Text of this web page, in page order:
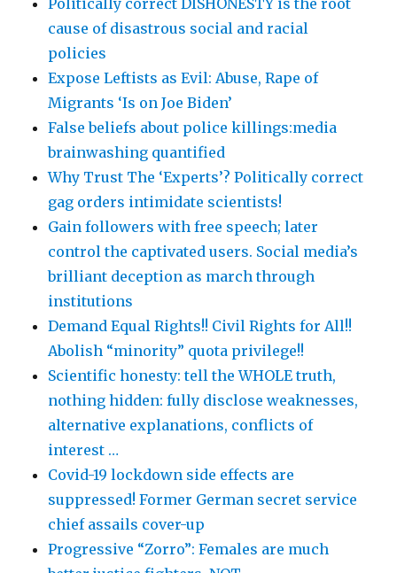
Politically correct DISHONESTY is the root
cause of disastrous social and racial
policies
Expose Leftists as Evil: Abuse, Rape of
Migrants ‘Is on Joe Biden’
False beliefs about police killings:media
brainwashing quantified
Why Trust The ‘Experts’? Politically correct
gag orders intimidate scientists!
Gain followers with free speech; later
control the captivated users. Social media’s
brilliant deception as march through
institutions
Demand Equal Rights!! Civil Rights for All!!
Abolish “minority” quota privilege!!
Scientific honesty: tell the WHOLE truth,
nothing hidden: fully disclose weaknesses,
alternative explanations, conflicts of
interest …
Covid-19 lockdown side effects are
suppressed! Former German secret service
chief assails cover-up
Progressive “Zorro”: Females are much